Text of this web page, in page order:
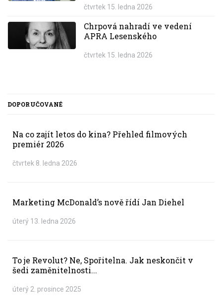
čtvrtek 15. ledna 2026
Chrpová nahradí ve vedení
APRA Lesenského
čtvrtek 15. ledna 2026
DOPORUČOVANÉ
Na co zajít letos do kina? Přehled filmových
premiér 2026
čtvrtek 8. ledna 2026
Marketing McDonald’s nově řídí Jan Diehel
úterý 13. ledna 2026
To je Revolut? Ne, Spořitelna. Jak neskončit v
šedi zaměnitelnosti...
úterý 2. prosince 2025